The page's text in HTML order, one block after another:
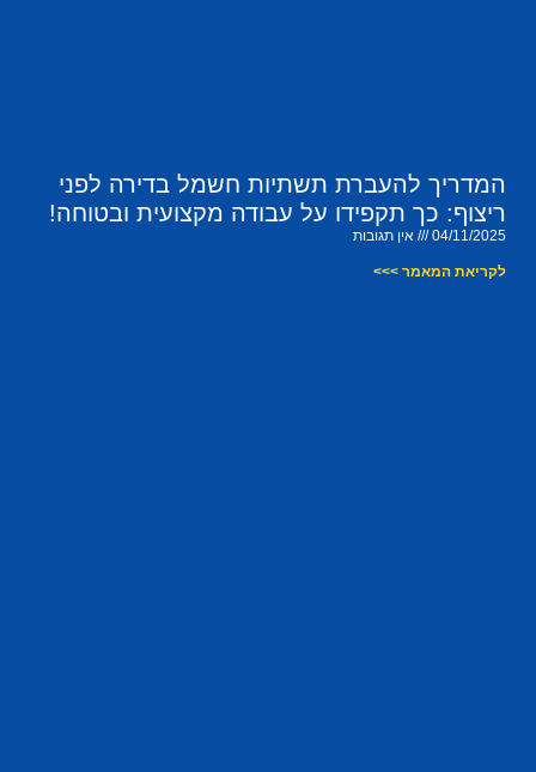
המדריך להעברת תשתיות חשמל בדירה לפני
ריצוף: כך תקפידו על עבודה מקצועית ובטוחה!
04/11/2025 אין תגובות
לקריאת המאמר >>>